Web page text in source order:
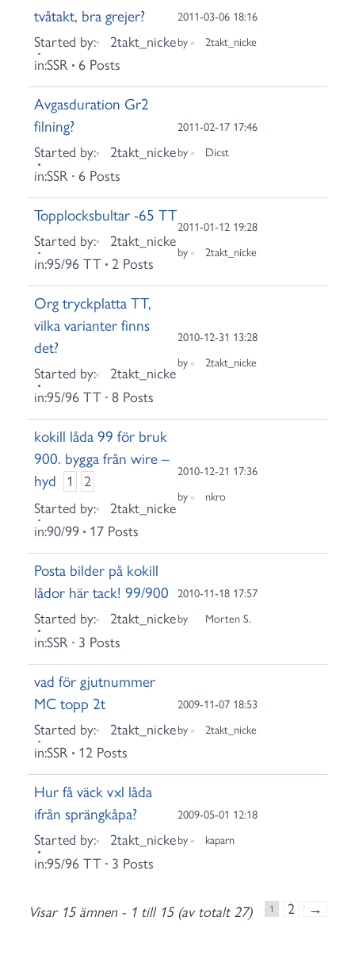
tvåtakt, bra grejer?
Started by:
2takt_nicke
in:SSR 6 Posts
2011-03-06 18:16
by
2takt_nicke
Avgasduration Gr2
filning?
Started by:
2takt_nicke
in:SSR 6 Posts
2011-02-17 17:46
by
Dicst
Topplocksbultar -65 TT
Started by:
2takt_nicke
in:95/96 TT 2 Posts
2011-01-12 19:28
by
2takt_nicke
Org tryckplatta TT,
vilka varianter finns
det?
Started by:
2takt_nicke
in:95/96 TT 8 Posts
2010-12-31 13:28
by
2takt_nicke
kokill låda 99 för bruk
900. bygga från wire –
hyd
1
2
Started by:
2takt_nicke
in:90/99 17 Posts
2010-12-21 17:36
by
nkro
Posta bilder på kokill
lådor här tack! 99/900
Started by:
2takt_nicke
in:SSR 3 Posts
2010-11-18 17:57
by
Morten S.
vad för gjutnummer
MC topp 2t
Started by:
2takt_nicke
in:SSR 12 Posts
2009-11-07 18:53
by
2takt_nicke
Hur få väck vxl låda
ifrån sprängkåpa?
Started by:
2takt_nicke
in:95/96 TT 3 Posts
2009-05-01 12:18
by
kaparn
Visar 15 ämnen - 1 till 15 (av totalt 27) 1 2 →